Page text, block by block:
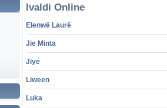
Ivaldi Online
Elenwë Laurë
Jie Minta
Jiye
Liween
Luka